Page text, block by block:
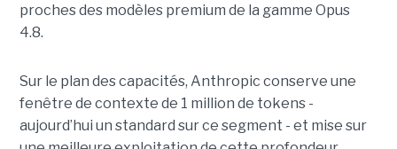
proches des modèles premium de la gamme Opus
4.8.
Sur le plan des capacités, Anthropic conserve une
fenêtre de contexte de 1 million de tokens -
aujourd’hui un standard sur ce segment - et mise sur